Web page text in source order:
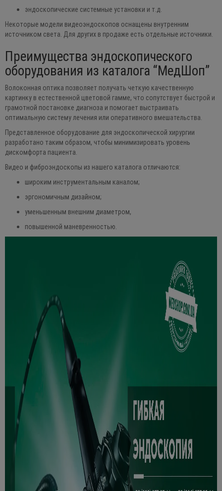
эндоскопические системные установки и т.д.
Некоторые модели видеоэндоскопов оснащены внутренним
источником света. Для других в продаже есть отдельные источники.
Преимущества эндоскопического
оборудования из каталога “МедШоп”
Волоконная оптика позволяет получать четкую качественную
картинку в естественной цветовой гамме, что сопутствует быстрой и
грамотной постановке диагноза и помогает выстраивать
оптимальную систему лечения или оперативного вмешательства.
Представленное оборудование для эндоскопической хирургии
разработано таким образом, чтобы минимизировать уровень
дискомфорта пациента.
Видео и фиброэндоскопы из нашего каталога отличаются:
широким инструментальным каналом;
эргономичным дизайном;
уменьшенным внешним диаметром,
повышенной маневренностью.